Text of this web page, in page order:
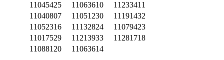
11045425 11063610
11233411
11040807
11051230
11191432
11052316
11132824
11079423
11017529
11213933
11281718
11088120
11063614